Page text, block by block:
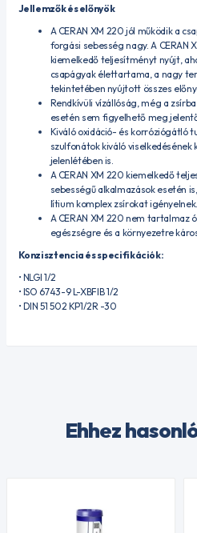
Jellemzők és előnyök
A CERAN XM 220 jól működik a
forgási sebesség nagy. A CERAN
kiemelkedő teljesítményt nyújt,
csapágyak élettartama, a nagy
tekintetében nyújtott összes
Rendkívüli vízállóság, még a
esetén sem figyelhető meg
Kiváló oxidáció- és korróziógátló
szulfonátok kiváló
jelenlétében is.
A CERAN XM 220 kiemelkedő
sebességű alkalmazások esetén
lítium komplex zsírokat igényelnek.
A CERAN XM 220 nem tartalmaz
egészségre és a környezetre
Konzisztencia és specifikációk:
• NLGI 1/2
• ISO 6743-9 L-XBFIB 1/2
• DIN 51 502 KP1/2R -30
Ehhez